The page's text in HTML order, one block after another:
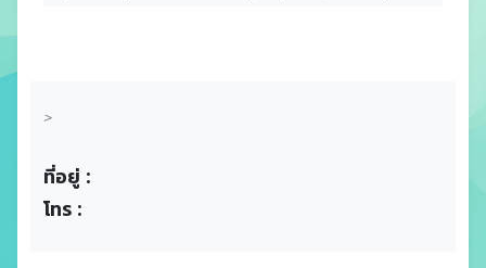
>
ที่อยู่ :
โทร :